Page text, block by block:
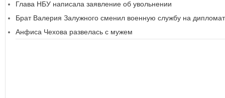
Глава НБУ написала заявление об увольнении
Брат Валерия Залужного сменил военную службу на
Анфиса Чехова развелась с мужем